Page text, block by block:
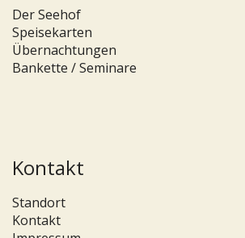
Der Seehof
Speisekarten
Übernachtungen
Bankette / Seminare
Kontakt
Standort
Kontakt